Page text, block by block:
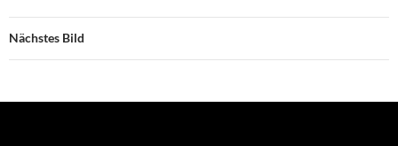
Nächstes Bild